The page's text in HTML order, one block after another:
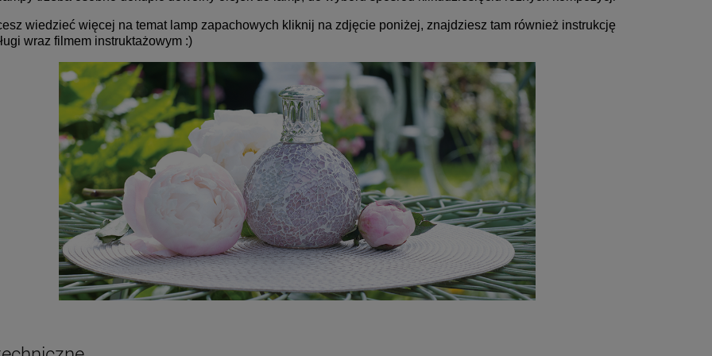
wiedzieć więcej na temat lamp zapachowych kliknij na zdjęcie poniżej, znajdziesz tam również instrukcję
wraz filmem instruktażowym :)